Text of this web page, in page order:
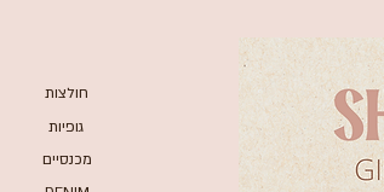
חולצות
גופיות
מכנסיים